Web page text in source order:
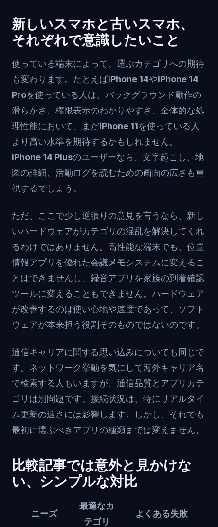
新しいスマホと古いスマホ、
それぞれで意識したいこと
使っている端末によって、選ぶカテゴリへの期待
も変わります。たとえばiPhone 14やiPhone 14
Proを使っている人は、バックグラウンド動作の
滑らかさ、権限表示のわかりやすさ、全体的な処
理性能において、まだiPhone 11を使っている人
より高い水準を期待するかもしれません。
iPhone 14 Plusのユーザーなら、文字起こし、地
図の詳細、活動ログを読むための画面の広さも重
視するでしょう。
ただ、ここで少し逆張りの意見を言うなら、新し
いハードウェアがカテゴリの混乱を解決してくれ
るわけではありません。高性能な端末でも、位置
情報アプリを優れた会議メモシステムに変えるこ
とはできませんし、録音アプリを家族の到着確認
ツールに変えることもできません。ハードウェア
が改善するのは使い心地や速度であって、ソフト
ウェアが本来担う役割そのものではないのです。
通信キャリアに関する思い込みについても同じで
す。ネットワーク挙動を気にして海外キャリア名
で検索する人もいますが、通信品質とアプリカテ
ゴリは別問題です。接続状況は、特にリアルタイ
ム更新の速さには影響します。しかし、それでも
最初に選ぶべきアプリの種類までは変えません。
比較記事では意外と見かけな
い、シンプルな対比
ニーズ
最適なカ
テゴリ
よくある失敗